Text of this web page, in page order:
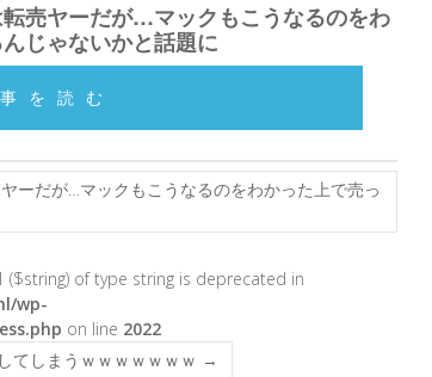
売ヤーだが…マックもこうなるのをわ
じゃないかと話題に
を読む
ーだが…マックもこうなるのをわかった上で売っ
($string) of type string is deprecated in
wp-
on line 2022
てしまうｗｗｗｗｗｗｗ →